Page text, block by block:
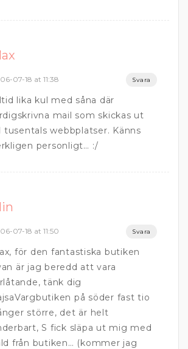
07-18 at 11:38 Svara
lika kul med såna där
mail som skickas ut
tusentals webbplatser. Känns
personligt… :/
07-18 at 11:50 Svara
för den fantastiska butiken
är jag beredd att vara
tänk dig
på söder fast tio
större, det är helt
S fick släpa ut mig med
från butiken… (kommer jag